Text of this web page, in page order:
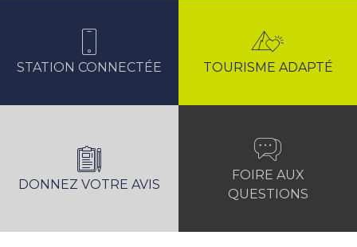
STATION CONNECTÉE TOURISME ADAPTÉ
DONNEZ VOTRE AVIS
FOIRE AUX
QUESTIONS